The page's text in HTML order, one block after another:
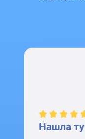
Нашла